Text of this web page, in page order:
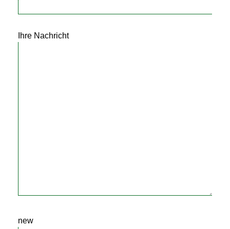
Ihre Nachricht
new